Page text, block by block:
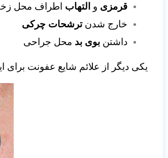
قرمزی و التهاب اطراف محل
خارج شدنترشحات چرکی
داشتن بوی بد محل جراحی
یکی دیگر از علائم شایع عفونت برای